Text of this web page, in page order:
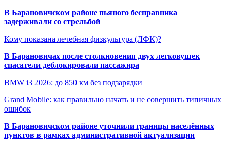
В Барановичском районе пьяного бесправника
задерживали со стрельбой
Кому показана лечебная физкультура (ЛФК)?
В Барановичах после столкновения двух легковушек
спасатели деблокировали пассажира
BMW i3 2026: до 850 км без подзарядки
Grand Mobile: как правильно начать и не совершить типичных
ошибок
В Барановичском районе уточнили границы населённых
пунктов в рамках административной актуализации